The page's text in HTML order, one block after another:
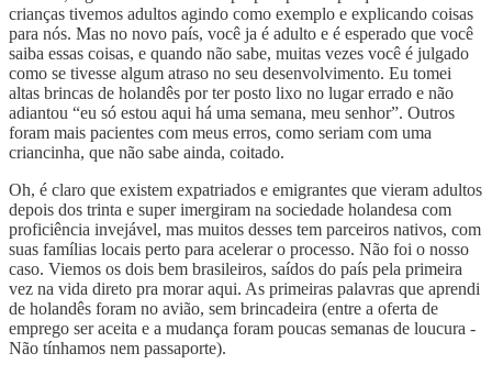
crianças tivemos adultos agindo como exemplo e explicando coisas
para nós. Mas no novo país, você ja é adulto e é esperado que você
saiba essas coisas, e quando não sabe, muitas vezes você é julgado
como se tivesse algum atraso no seu desenvolvimento. Eu tomei
altas brincas de holandês por ter posto lixo no lugar errado e não
adiantou “eu só estou aqui há uma semana, meu senhor”. Outros
foram mais pacientes com meus erros, como seriam com uma
criancinha, que não sabe ainda, coitado.
Oh, é claro que existem expatriados e emigrantes que vieram adultos
depois dos trinta e super imergiram na sociedade holandesa com
proficiência invejável, mas muitos desses tem parceiros nativos, com
suas famílias locais perto para acelerar o processo. Não foi o nosso
caso. Viemos os dois bem brasileiros, saídos do país pela primeira
vez na vida direto pra morar aqui. As primeiras palavras que aprendi
de holandês foram no avião, sem brincadeira (entre a oferta de
emprego ser aceita e a mudança foram poucas semanas de loucura -
Não tínhamos nem passaporte).